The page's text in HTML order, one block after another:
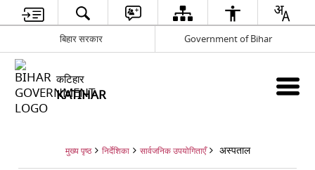
बिहार सरकार Government of Bihar
कटिहार
KATIHAR
मुख्य पृष्ठ निर्देशिका सार्वजनिक उपयोगिताएँ अस्पताल